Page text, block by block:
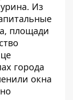
Из
площади
города
окна